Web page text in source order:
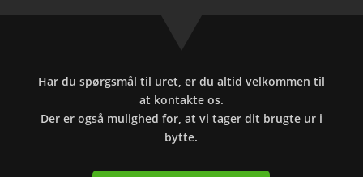
Har du spørgsmål til uret, er du altid velkommen til
at kontakte os.
Der er også mulighed for, at vi tager dit brugte ur i
bytte.